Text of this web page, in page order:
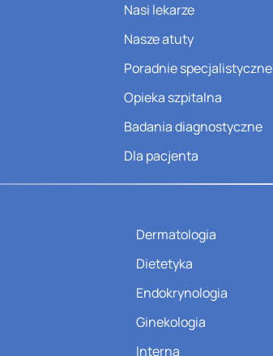
Nasi lekarze
Nasze atuty
Poradnie specjalistyczne
Opieka szpitalna
Badania diagnostyczne
Dla pacjenta
Dermatologia
Dietetyka
Endokrynologia
Ginekologia
Interna